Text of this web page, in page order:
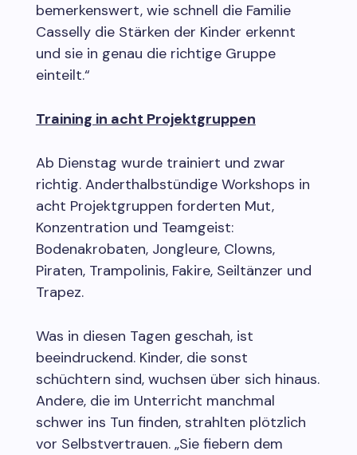
bemerkenswert, wie schnell die Familie
Casselly die Stärken der Kinder erkennt
und sie in genau die richtige Gruppe
einteilt.“
Training in acht Projektgruppen
Ab Dienstag wurde trainiert und zwar
richtig. Anderthalbstündige Workshops in
acht Projektgruppen forderten Mut,
Konzentration und Teamgeist:
Bodenakrobaten, Jongleure, Clowns,
Piraten, Trampolinis, Fakire, Seiltänzer und
Trapez.
Was in diesen Tagen geschah, ist
beeindruckend. Kinder, die sonst
schüchtern sind, wuchsen über sich hinaus.
Andere, die im Unterricht manchmal
schwer ins Tun finden, strahlten plötzlich
vor Selbstvertrauen. „Sie fiebern dem